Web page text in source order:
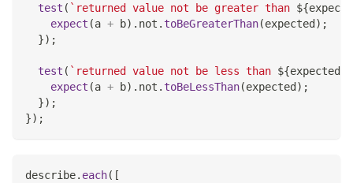
test ( ` returned value not be greater than ${
expect (a + b) . not . toBeGreaterThan(expected ) ;
}) ;
test ( ` returned value not be less than ${expected
expect (a + b) . not . toBeLessThan(expected ) ;
}) ;
}) ;
describe. each( [